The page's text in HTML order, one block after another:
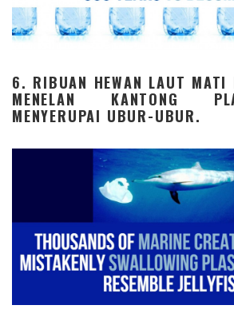
6. RIBUAN HEWAN LAUT MATI
MENELAN KANTONG
MENYERUPAI UBUR-UBUR.